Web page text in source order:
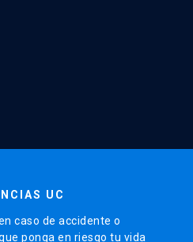
UC
caso de accidente o
ponga en riesgo tu vida